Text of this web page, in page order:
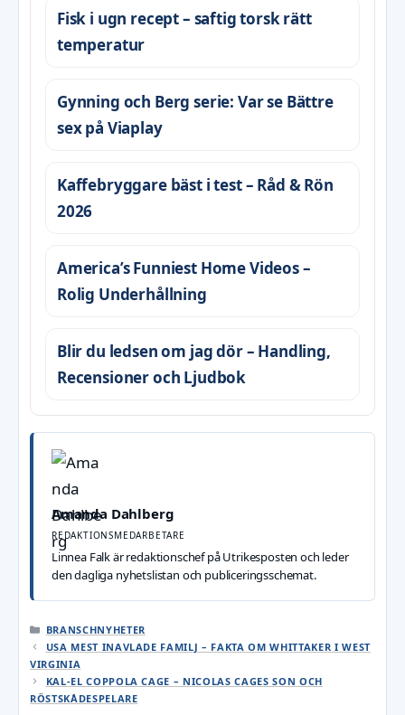
Fisk i ugn recept – saftig torsk rätt
temperatur
Gynning och Berg serie: Var se Bättre
sex på Viaplay
Kaffebryggare bäst i test – Råd & Rön
2026
America’s Funniest Home Videos –
Rolig Underhållning
Blir du ledsen om jag dör – Handling,
Recensioner och Ljudbok
Amanda Dahlberg
REDAKTIONSMEDARBETARE
Linnea Falk är redaktionschef på Utrikesposten och leder
den dagliga nyhetslistan och publiceringsschemat.
KATEGORIER
BRANSCHNYHETER
USA MEST INAVLADE FAMILJ – FAKTA OM WHITTAKER I WEST
VIRGINIA
KAL-EL COPPOLA CAGE – NICOLAS CAGES SON OCH
RÖSTSKÅDESPELARE